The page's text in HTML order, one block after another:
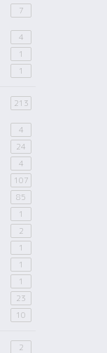
7
4
1
1
213
4
24
4
107
85
1
2
1
1
1
23
10
2